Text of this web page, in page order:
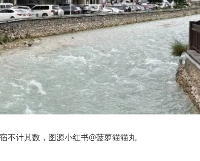
不计其数，图源小红书@菠萝猫猫丸